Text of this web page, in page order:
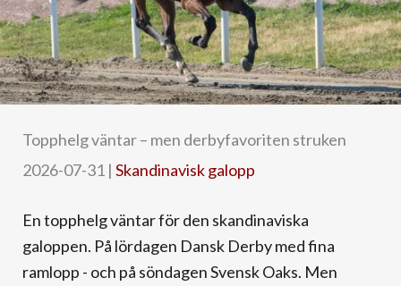
Topphelg väntar – men derbyfavoriten struken
2026-07-31 | Skandinavisk galopp
En topphelg väntar för den skandinaviska
galoppen. På lördagen Dansk Derby med fina
ramlopp - och på söndagen Svensk Oaks. Men